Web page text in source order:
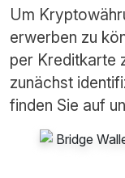
Um
erwerben zu
per Kreditkarte
zunächst
finden Sie auf